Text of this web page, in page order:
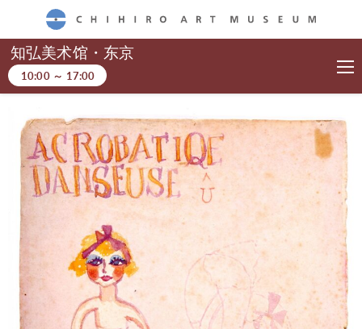
CHIHIRO ART MUSEUM
知弘美术馆・东京
10:00～ 17:00